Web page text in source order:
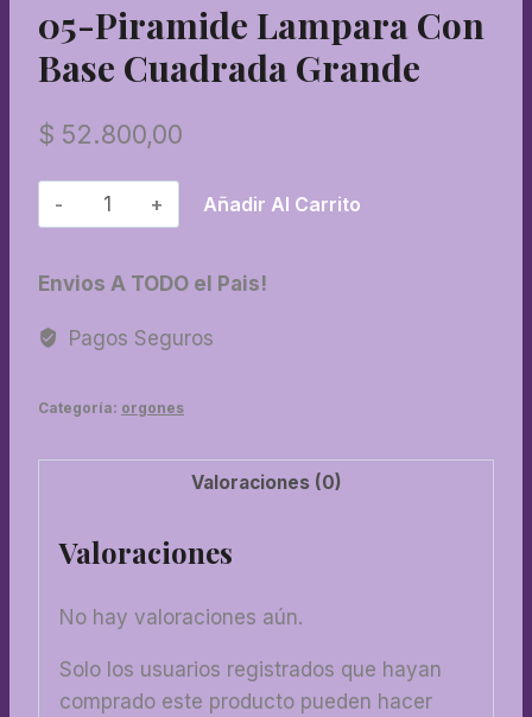
05-Piramide Lampara Con
Base Cuadrada Grande
$ 52.800,00
05-
Piramide
con
cuadrada
cantidad
Añadir Al Carrito
Envios A TODO el Pais!
Pagos Seguros
Categoría: orgones
Valoraciones (0)
Valoraciones
No hay valoraciones aún.
Solo los usuarios registrados que hayan
comprado este producto pueden hacer